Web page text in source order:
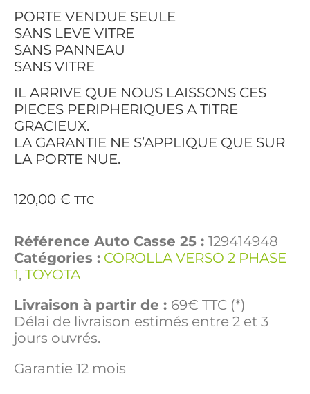
PORTE VENDUE SEULE
SANS LEVE VITRE
SANS PANNEAU
SANS VITRE
IL ARRIVE QUE NOUS LAISSONS CES
PIECES PERIPHERIQUES A TITRE
GRACIEUX.
LA GARANTIE NE S’APPLIQUE QUE SUR
LA PORTE NUE.
120,00 € TTC
Référence Auto Casse 25 : 129414948
Catégories : COROLLA VERSO 2 PHASE
1, TOYOTA
Livraison à partir de : 69€ TTC (*)
Délai de livraison estimés entre 2 et 3
jours ouvrés.
Garantie 12 mois